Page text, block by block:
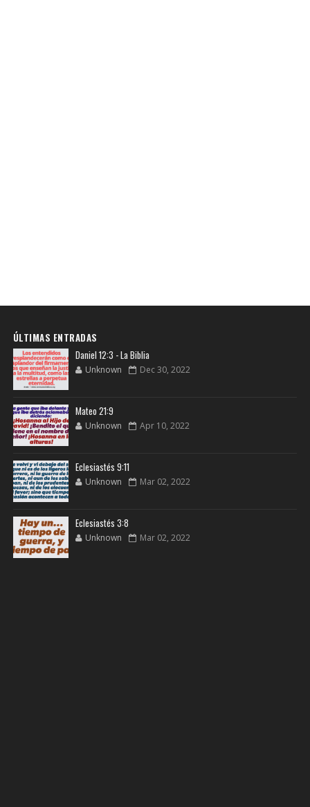
ÚLTIMAS ENTRADAS
Daniel 12:3 - La Biblia
Unknown Dec 30, 2022
Mateo 21:9
Unknown Apr 10, 2022
Eclesiastés 9:11
Unknown Mar 02, 2022
Eclesiastés 3:8
Unknown Mar 02, 2022